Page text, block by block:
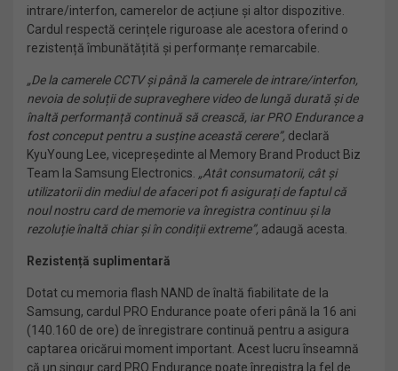
intrare/interfon, camerelor de acțiune și altor dispozitive.
Cardul respectă cerințele riguroase ale acestora oferind o
rezistență îmbunătățită și performanțe remarcabile.
„De la camerele CCTV și până la camerele de intrare/interfon,
nevoia de soluții de supraveghere video de lungă durată și de
înaltă performanță continuă să crească, iar PRO Endurance a
fost conceput pentru a susține această cerere”, declară
KyuYoung Lee, vicepreședinte al Memory Brand Product Biz
Team la Samsung Electronics. „Atât consumatorii, cât și
utilizatorii din mediul de afaceri pot fi asigurați de faptul că
noul nostru card de memorie va înregistra continuu și la
rezoluție înaltă chiar și în condiții extreme”, adaugă acesta.
Rezistență suplimentară
Dotat cu memoria flash NAND de înaltă fiabilitate de la
Samsung, cardul PRO Endurance poate oferi până la 16 ani
(140.160 de ore) de înregistrare continuă pentru a asigura
captarea oricărui moment important. Acest lucru înseamnă
că un singur card PRO Endurance poate înregistra la fel de